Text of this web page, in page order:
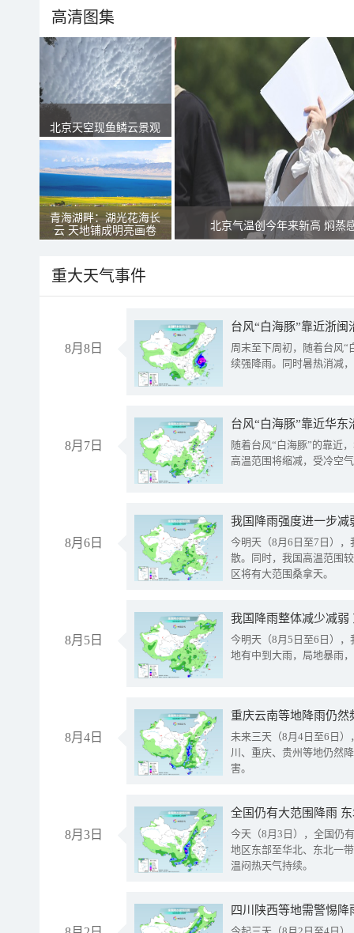
高清图集
北京天空现鱼鳞云景观
青海湖畔：湖光花海长
云 天地铺成明亮画卷
北京气温创今年来新高 焖蒸
重大天气事件
8月8日
台风“白海豚”靠近浙
周末至下周初，随着台风“
续强降雨。同时暑热消减
8月7日
台风“白海豚”靠近华
随着台风“白海豚”的靠近
高温范围将缩减，受冷空
8月6日
今明天（8月6日至7日）
散。同时，我国高温范围
区将有大范围桑拿天。
8月5日
我国降雨整体减少减弱
今明天（8月5日至6日）
地有中到大雨，局地暴雨
8月4日
重庆云南等地降雨仍然
未来三天（8月4日至6日
川、重庆、贵州等地仍然
害。
8月3日
全国仍有大范围降雨
今天（8月3日），全国仍
地区东部至华北、东北一
温闷热天气持续。